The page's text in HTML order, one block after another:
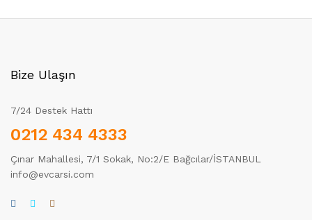
Bize Ulaşın
7/24 Destek Hattı
0212 434 4333
Çınar Mahallesi, 7/1 Sokak, No:2/E Bağcılar/İSTANBUL
info@evcarsi.com